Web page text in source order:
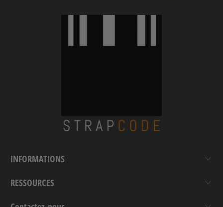
INFORMATIONS
RESSOURCES